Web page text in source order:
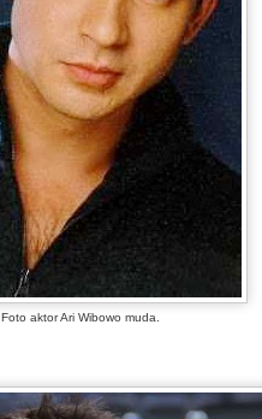
Foto aktor Ari Wibowo muda.